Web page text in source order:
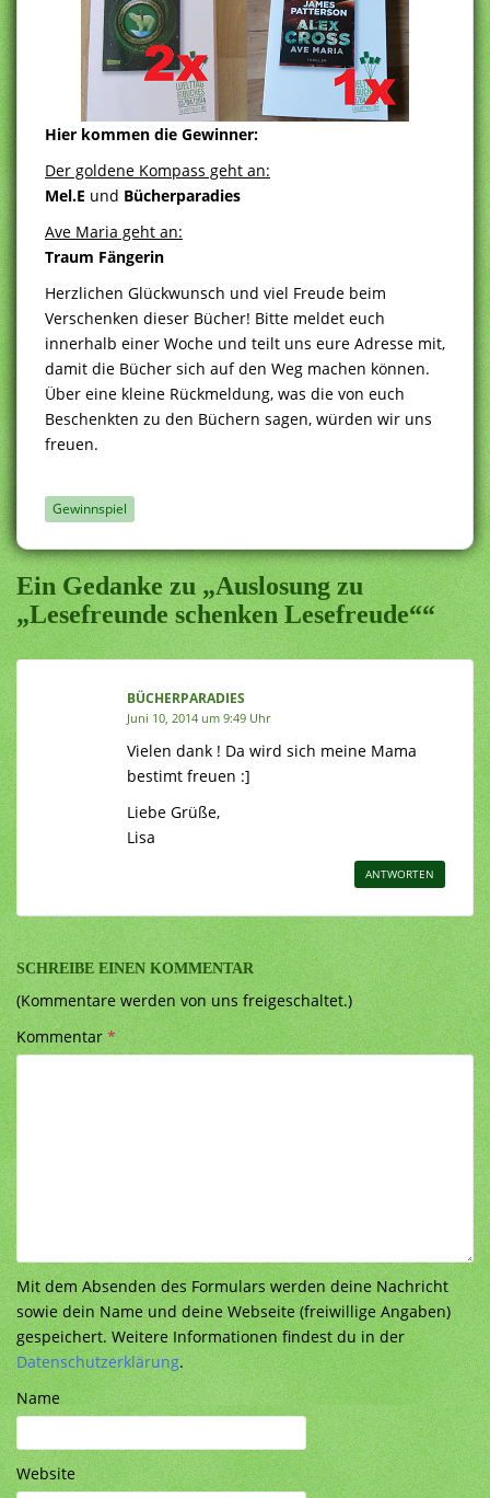
Hier kommen die Gewinner:
Der goldene Kompass geht an:
Mel.E und Bücherparadies
Ave Maria geht an:
Traum Fängerin
Herzlichen Glückwunsch und viel Freude beim
Verschenken dieser Bücher! Bitte meldet euch
innerhalb einer Woche und teilt uns eure Adresse mit,
damit die Bücher sich auf den Weg machen können.
Über eine kleine Rückmeldung, was die von euch
Beschenkten zu den Büchern sagen, würden wir uns
freuen.
Gewinnspiel
Ein Gedanke zu „Auslosung zu
„Lesefreunde schenken Lesefreude““
BÜCHERPARADIES
Juni 10, 2014 um 9:49 Uhr
Vielen dank ! Da wird sich meine Mama
bestimt freuen :]
Liebe Grüße,
Lisa
ANTWORTEN
SCHREIBE EINEN KOMMENTAR
(Kommentare werden von uns freigeschaltet.)
Kommentar*
Mit dem Absenden des Formulars werden deine Nachricht
sowie dein Name und deine Webseite (freiwillige Angaben)
gespeichert. Weitere Informationen findest du in der
Datenschutzerklärung.
Name
Website